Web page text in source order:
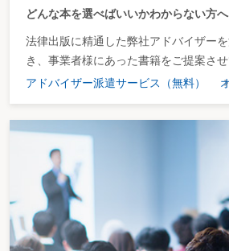
どんな本を選べばいいかわからない方へ
法律出版に精通した弊社アドバイザー
き、事業者様にあった書籍をご提案させ
アドバイザー派遣サービス（無料）